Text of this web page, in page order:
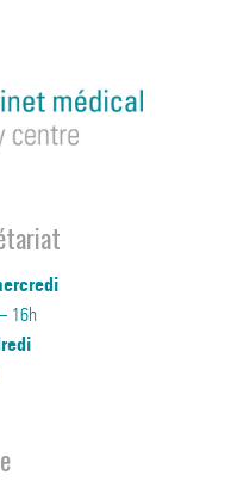
16h